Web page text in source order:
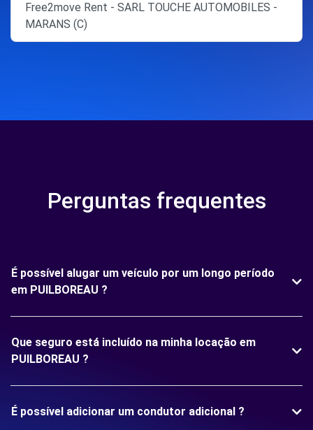
Free2move Rent - SARL TOUCHE AUTOMOBILES -
MARANS (C)
Perguntas frequentes
É possível alugar um veículo por um longo período
em PUILBOREAU ?
Que seguro está incluído na minha locação em
PUILBOREAU ?
É possível adicionar um condutor adicional ?